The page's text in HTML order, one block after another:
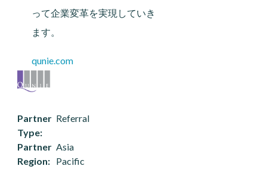
って企業変革を実現していき
ます。
qunie.com
Partner
Type
Referral
Partner
Region
Asia
Pacific